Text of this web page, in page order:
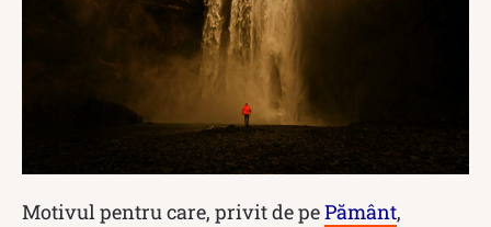
Motivul pentru care, privit de pePământ,